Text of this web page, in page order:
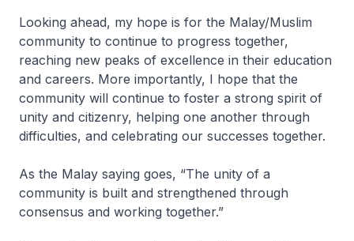
Looking ahead, my hope is for the Malay/Muslim
community to continue to progress together,
reaching new peaks of excellence in their education
and careers. More importantly, I hope that the
community will continue to foster a strong spirit of
unity and citizenry, helping one another through
difficulties, and celebrating our successes together.
As the Malay saying goes, “The unity of a
community is built and strengthened through
consensus and working together.”